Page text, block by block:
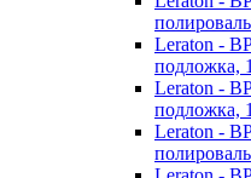
Leraton -
подложка,
Leraton -
подложка,
Leraton -